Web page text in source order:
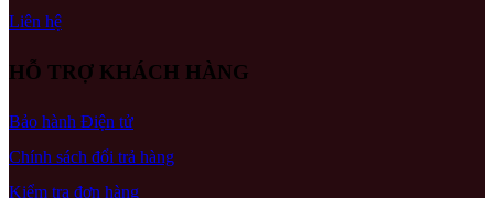
Liên hệ
HỖ TRỢ KHÁCH HÀNG
Bảo hành Điện tử
Chính sách đổi trả hàng
Kiểm tra đơn hàng